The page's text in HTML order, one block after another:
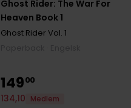
Ghost Rider: The War For
Heaven Book 1
Ghost Rider Vol. 1
14900
134,10
Medlem